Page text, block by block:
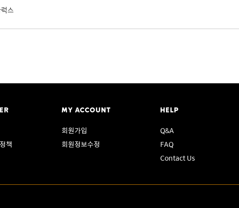
스
책
MY ACCOUNT
회원가입
회원정보수정
HELP
Q&A
FAQ
Contact Us